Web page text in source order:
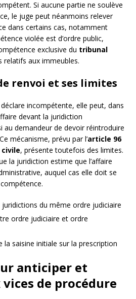
Si aucune partie ne soulève
le juge peut néanmoins relever
dans certains cas, notamment
violée est d’ordre public,
exclusive du tribunal
relatifs aux immeubles.
renvoi et ses limites
incompétente, elle peut, dans
devant la juridiction
au demandeur de devoir réintroduire
mécanisme, prévu par l’article 96
civile, présente toutefois des limites.
la juridiction estime que l’affaire
auquel cas elle doit se
du même ordre judiciaire
ordre judiciaire et ordre
la saisine initiale sur la prescription
anticiper et
de procédure